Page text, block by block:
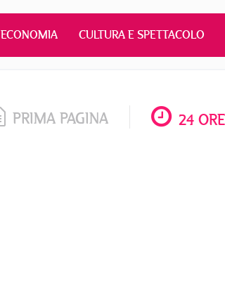
ECONOMIA CULTURA E SPETTACOLO
PRIMA PAGINA 24 ORE